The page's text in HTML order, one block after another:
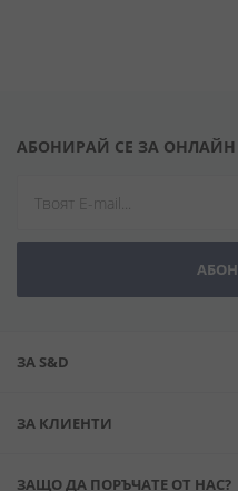
АБОНИРАЙ СЕ ЗА
ЗА S&D
ЗА КЛИЕНТИ
ЗАЩО ДА ПОРЪЧАТЕ ОТ НАС?